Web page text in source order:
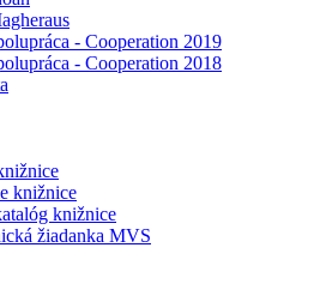
- Cooperation 2019
- Cooperation 2018
knižnice
knižnice
žiadanka MVS